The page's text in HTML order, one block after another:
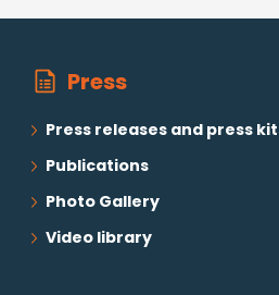
Press
Press releases and press
Publications
Photo Gallery
Video library